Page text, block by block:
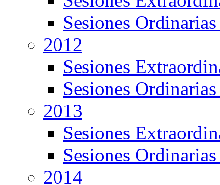
Sesiones
2012
Sesiones
Sesiones
2013
Sesiones
Sesiones
2014